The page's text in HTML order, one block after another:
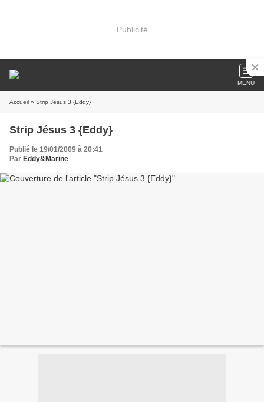
Publicité
MENU
Accueil » Strip Jésus 3 {Eddy}
Strip Jésus 3 {Eddy}
Publié le 19/01/2009 à 20:41
Par Eddy&Marine